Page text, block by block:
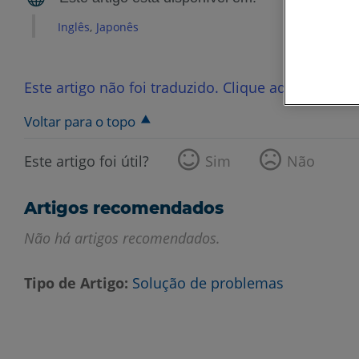
Inglês Japonês
Este artigo não foi traduzido. Clique aqui para
Voltar para o topo
Este artigo foi útil? Sim Não
Artigos recomendados
Não há artigos recomendados.
Tipo de Artigo Solução de problemas